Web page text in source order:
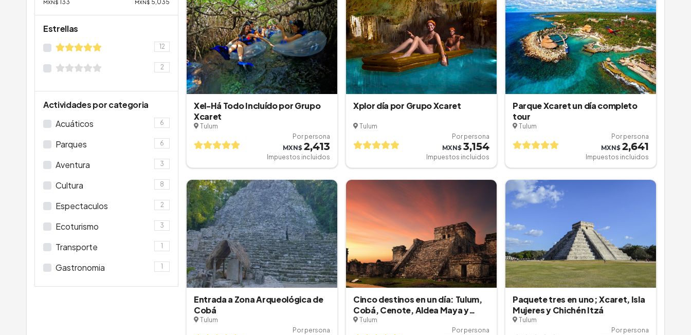
MXN$ 133 MXN$ 5,035
Estrellas
12
2
Actividades por categoria
Acuáticos
6
Parques 6
Aventura 3
Cultura 8
Espectaculos 2
Ecoturismo 3
Transporte 1
Gastronomia 1
Xel-Há Todo Incluído por Grupo
Xcaret
Tulum
Por persona
MXN$ 2,413
Impuestos incluidos
Xplor día por Grupo Xcaret
Tulum
Por persona
MXN$ 3,154
Impuestos incluidos
Parque Xcaret un día completo
tour
Tulum
Por persona
MXN$ 2,641
Impuestos incluidos
Entrada a Zona Arqueológica de
Cobá
Tulum
Por persona
Cinco destinos en un día: Tulum,
Cobá, Cenote, Aldea Maya y
Playa del Carmen
Tulum
Por persona
Paquete tres en uno; Xcaret, Isla
Mujeres y Chichén Itzá
Tulum
Por persona